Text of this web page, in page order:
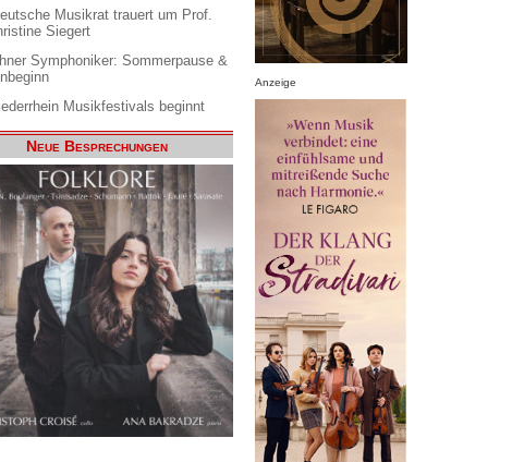
Musikrat trauert um Prof.
Siegert
Symphoniker: Sommerpause &
Musikfestivals beginnt
Neue Besprechungen
Anzeige